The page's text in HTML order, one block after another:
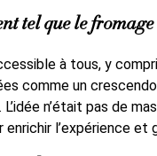
tel que le
à tous, y
comme un
n’était pas de
l’expérience et